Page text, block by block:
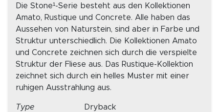
Die Stone¹-Serie besteht aus den Kollektionen
Amato, Rustique und Concrete. Alle haben das
Aussehen von Naturstein, sind aber in Farbe und
Struktur unterschiedlich. Die Kollektionen Amato
und Concrete zeichnen sich durch die verspielte
Struktur der Fliese aus. Das Rustique-Kollektion
zeichnet sich durch ein helles Muster mit einer
ruhigen Ausstrahlung aus.
Type
Dryback